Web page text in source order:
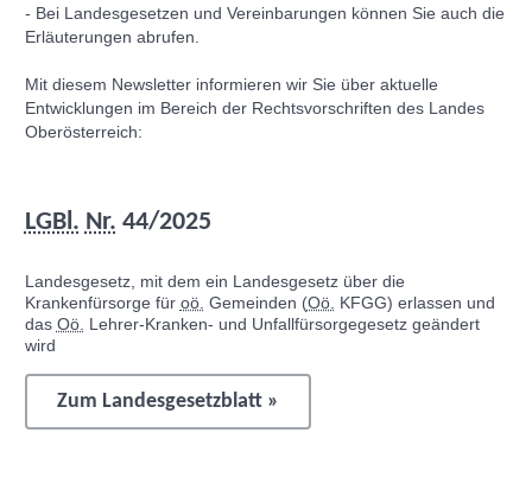
- Bei Landesgesetzen und Vereinbarungen können Sie auch die
Erläuterungen abrufen.
Mit diesem Newsletterinformieren wir Sie über aktuelle
Entwicklungen im Bereich der Rechtsvorschriften des Landes
Oberösterreich:
LGBl. Nr. 44/2025
Landesgesetz, mit dem ein Landesgesetz über die
Krankenfürsorge für oö. Gemeinden (Oö. KFGG) erlassen und
das Oö. Lehrer-Kranken- und Unfallfürsorgegesetz geändert
wird
Zum Landesgesetzblatt »